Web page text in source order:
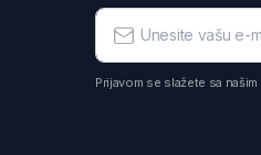
Prijavom se slažete sa našim